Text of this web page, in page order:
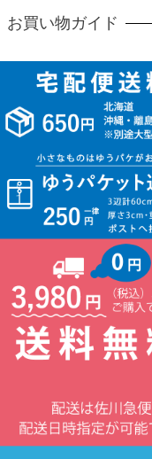
お買い物ガイド